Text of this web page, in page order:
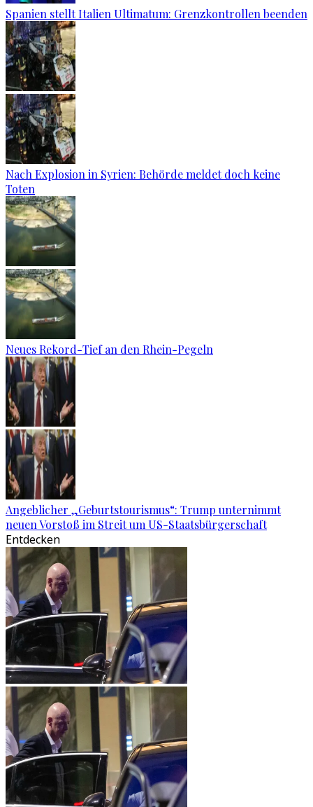
Spanien stellt Italien Ultimatum: Grenzkontrollen beenden
Nach Explosion in Syrien: Behörde meldet doch keine
Toten
Neues Rekord-Tief an den Rhein-Pegeln
Angeblicher „Geburtstourismus“: Trump unternimmt
neuen Vorstoß im Streit um US-Staatsbürgerschaft
Entdecken